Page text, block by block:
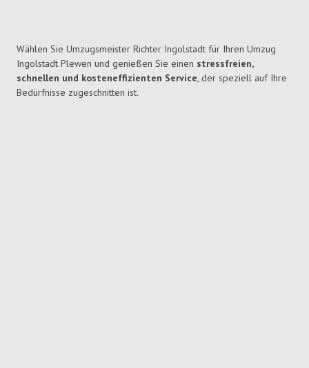
Wählen Sie Umzugsmeister Richter Ingolstadt für Ihren Umzug
Ingolstadt Plewen und genießen Sie einen stressfreien,
schnellen und kosteneffizienten Service, der speziell auf Ihre
Bedürfnisse zugeschnitten ist.